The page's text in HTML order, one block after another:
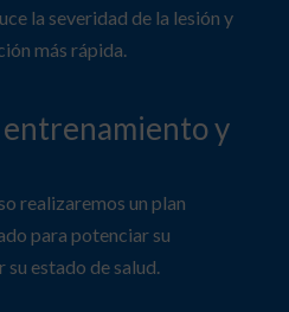
la severidad de la lesión y
más rápida.
entrenamiento y
realizaremos un plan
para potenciar su
estado de salud.